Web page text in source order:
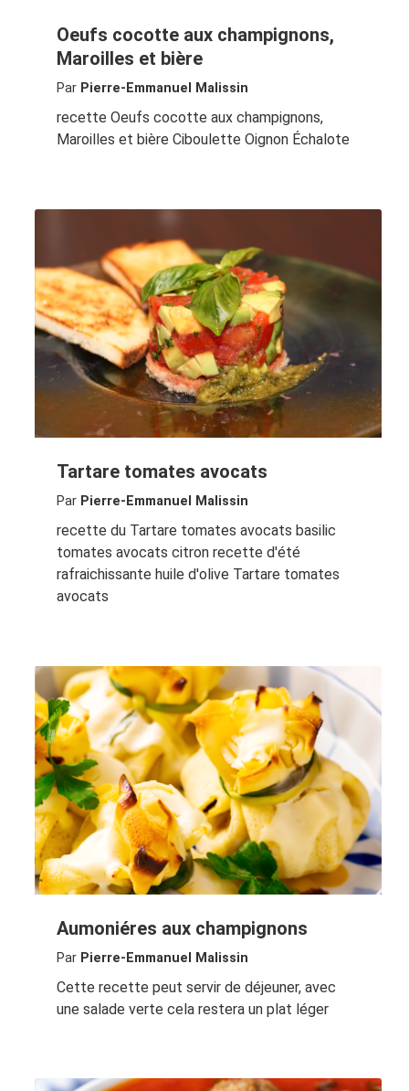
Oeufs cocotte aux champignons,
Maroilles et bière
Par Pierre-Emmanuel Malissin
recette Oeufs cocotte aux champignons,
Maroilles et bière Ciboulette Oignon Échalote
Tartare tomates avocats
Par Pierre-Emmanuel Malissin
recette du Tartare tomates avocats basilic
tomates avocats citron recette d'été
rafraichissante huile d'olive Tartare tomates
avocats
Aumoniéres aux champignons
Par Pierre-Emmanuel Malissin
Cette recette peut servir de déjeuner, avec
une salade verte cela restera un plat léger